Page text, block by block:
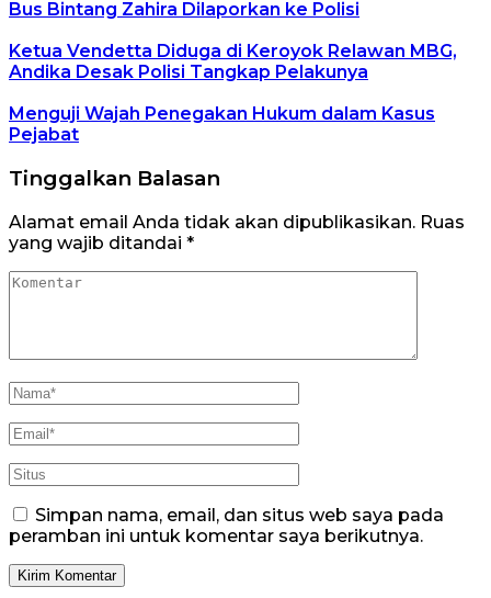
Bus Bintang Zahira Dilaporkan ke Polisi
Ketua Vendetta Diduga di Keroyok Relawan MBG,
Andika Desak Polisi Tangkap Pelakunya
Menguji Wajah Penegakan Hukum dalam Kasus
Pejabat
Tinggalkan Balasan
Alamat email Anda tidak akan dipublikasikan. Ruas
yang wajib ditandai *
Simpan nama, email, dan situs web saya pada
peramban ini untuk komentar saya berikutnya.